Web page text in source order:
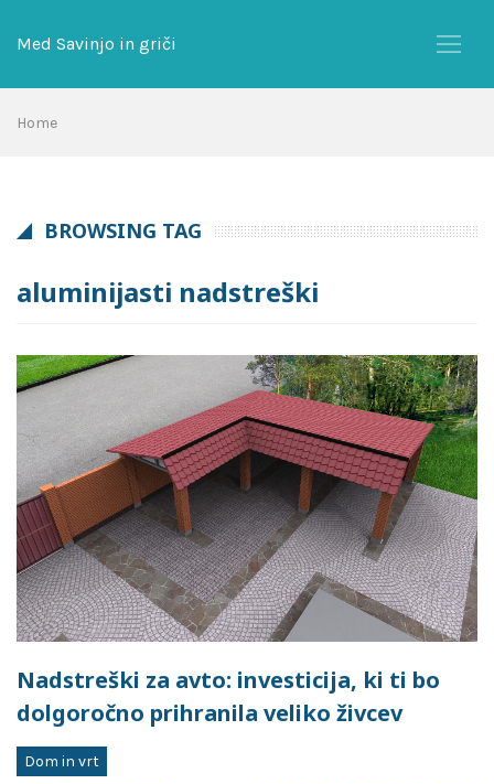
Med Savinjo in griči
Home
BROWSING TAG
aluminijasti nadstreški
Nadstreški za avto: investicija, ki ti bo
dolgoročno prihranila veliko živcev
Dom in vrt